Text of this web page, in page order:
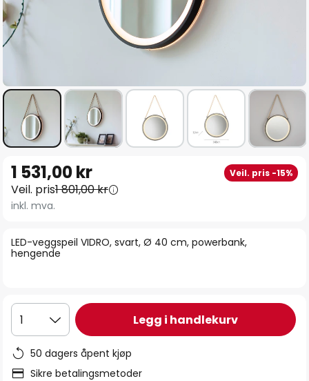
begynnelsen
av
LED-veggspeil VIDRO, svart, Ø 40 cm, powerbank,
hengende
1 531,00 kr Veil. pris -15%
Veil. pris1 801,00 kr
inkl. mva.
1 Legg i handlekurv
50 dagers åpent kjøp
Sikre betalingsmetoder